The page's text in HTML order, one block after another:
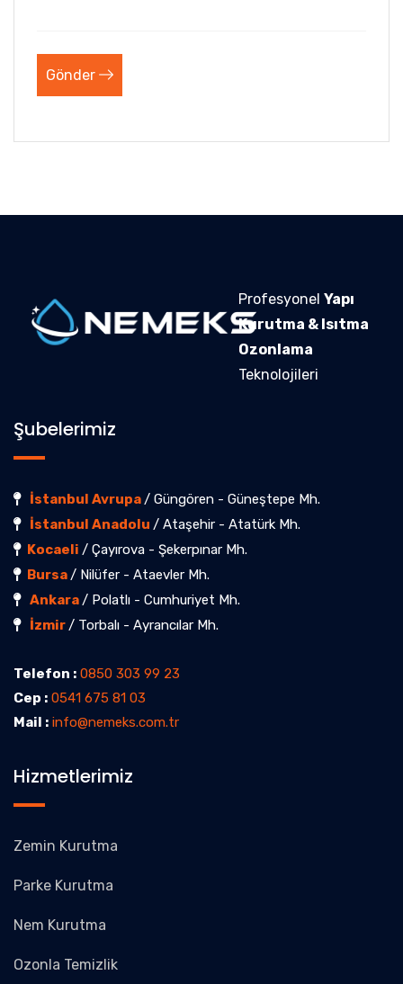
Gönder
Profesyonel Yapı
Kurutma & Isıtma
Ozonlama
Teknolojileri
Şubelerimiz
İstanbul Avrupa/ Güngören - Güneştepe Mh.
İstanbul Anadolu / Ataşehir - Atatürk Mh.
Kocaeli / Çayırova - Şekerpınar Mh.
Bursa/ Nilüfer - Ataevler Mh.
Ankara/ Polatlı - Cumhuriyet Mh.
İzmir/ Torbalı - Ayrancılar Mh.
Telefon : 0850 303 99 23
Cep : 0541 675 81 03
Mail : info@nemeks.com.tr
Hizmetlerimiz
Zemin Kurutma
Parke Kurutma
Nem Kurutma
Ozonla Temizlik